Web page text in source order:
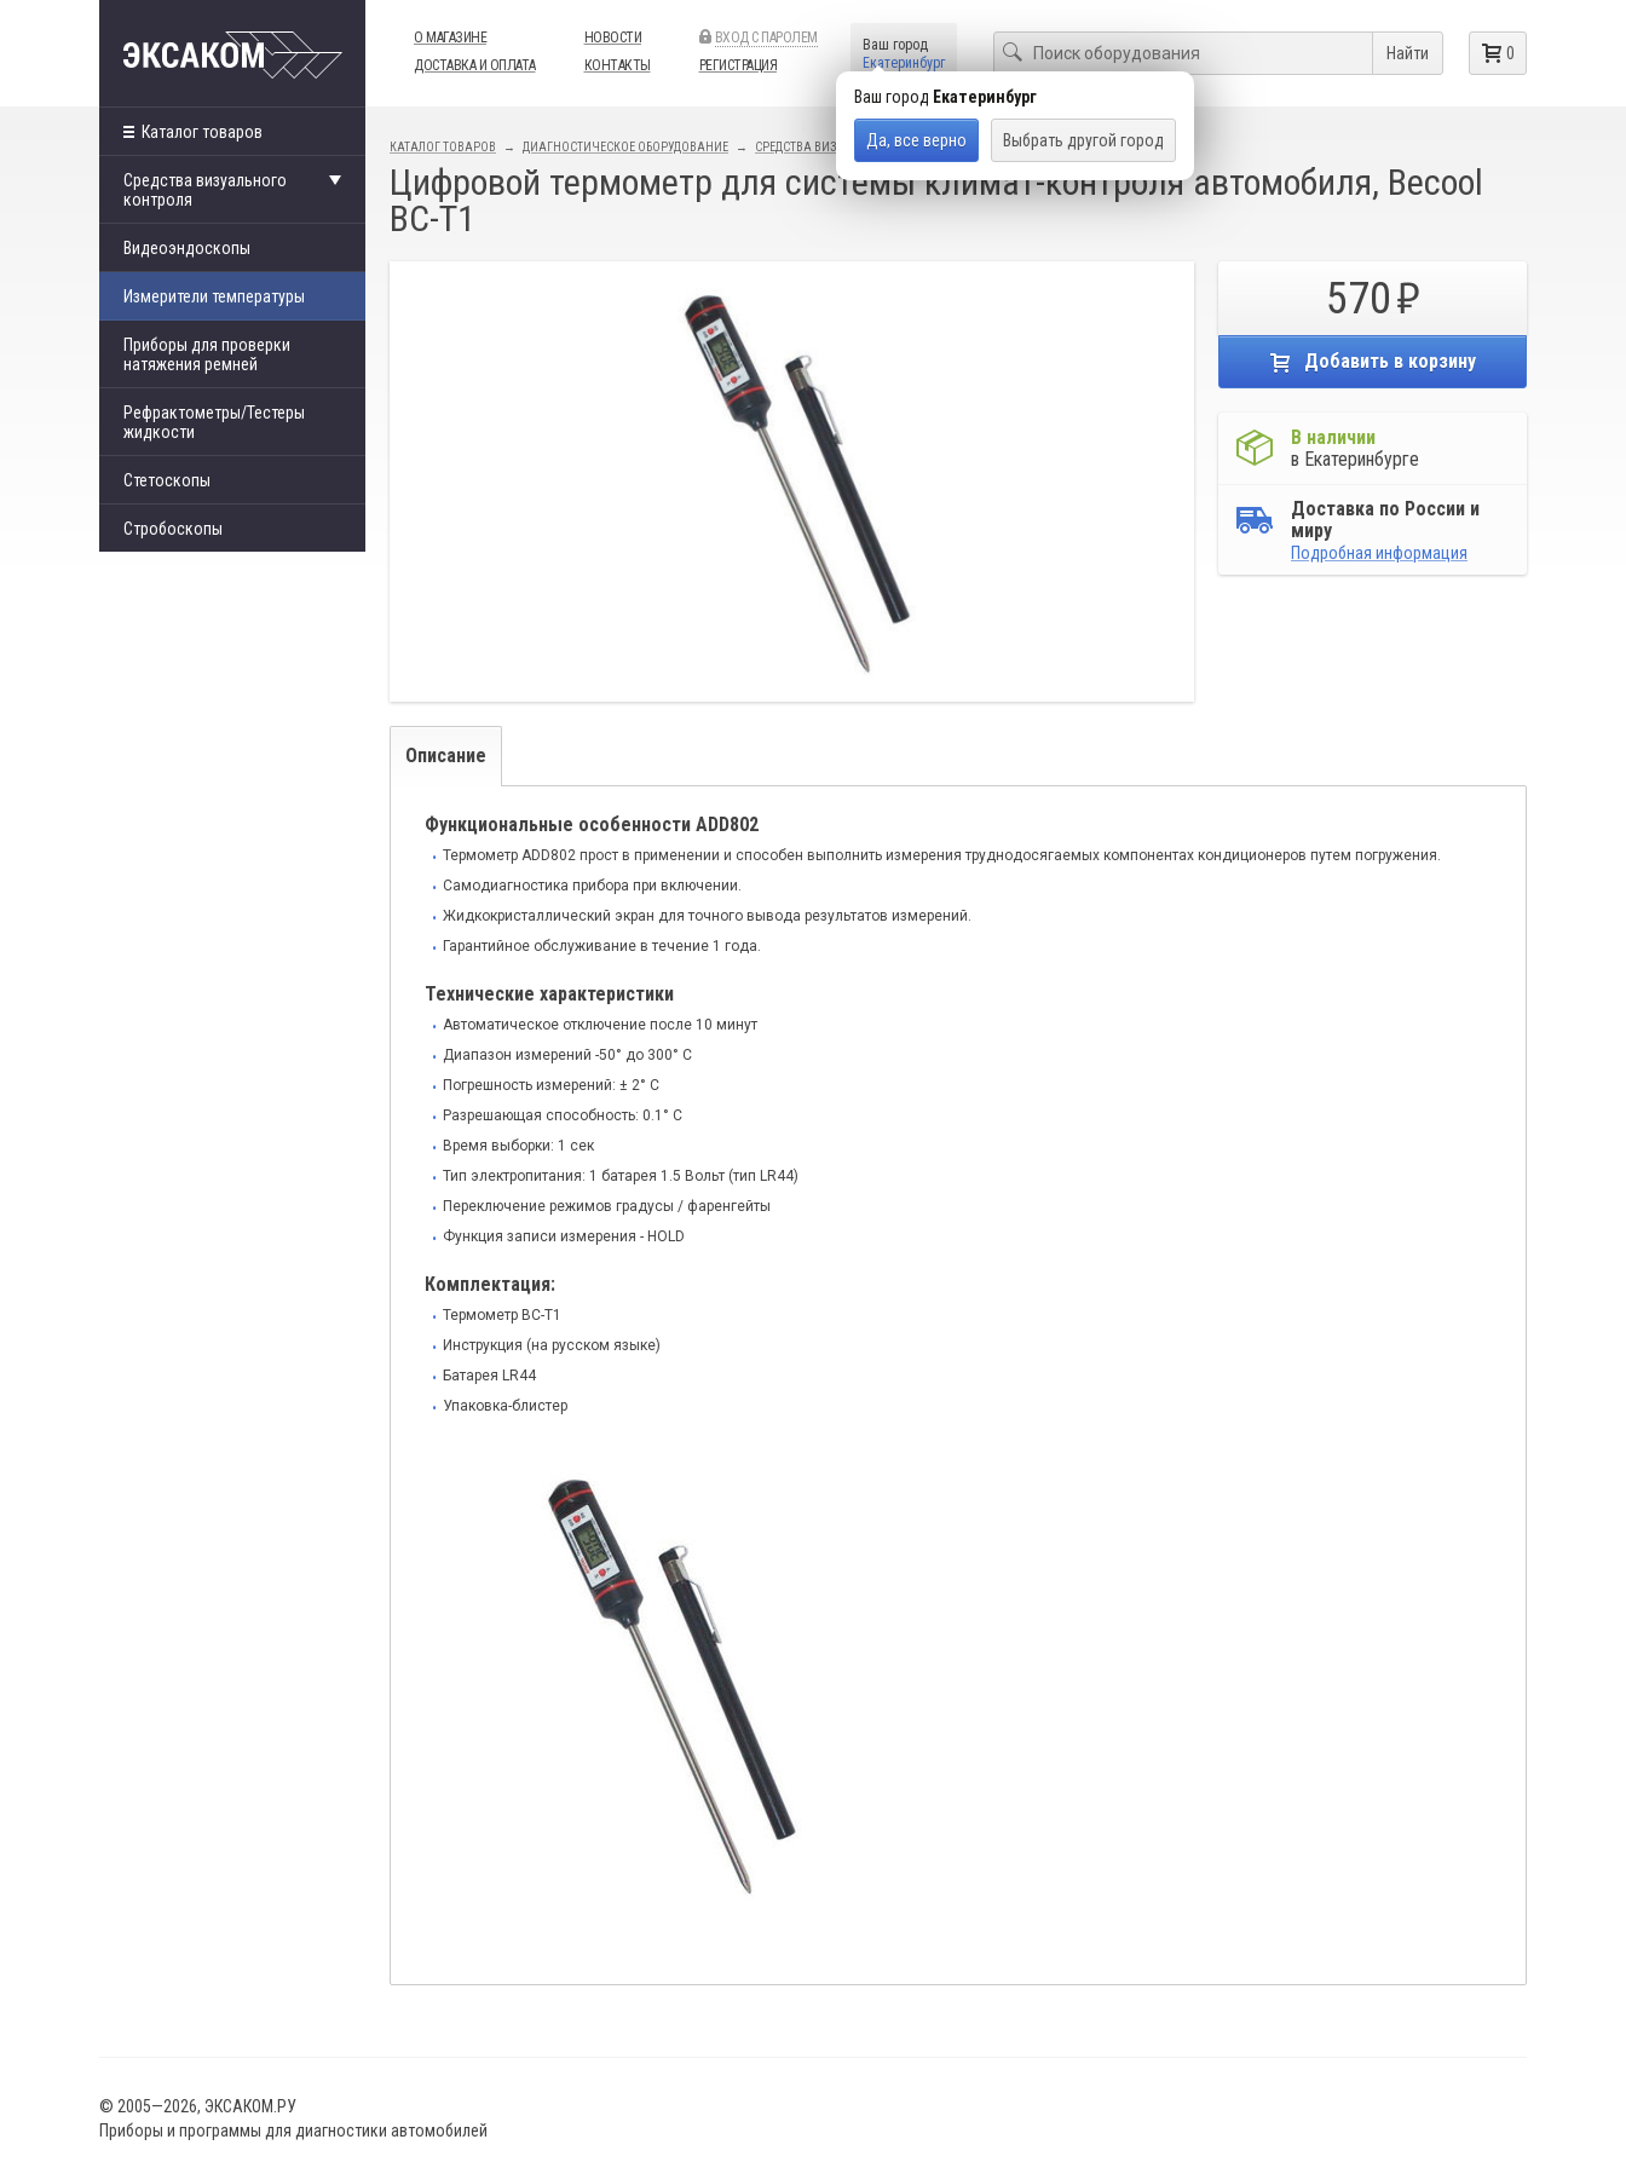
О МАГАЗИНЕ
ДОСТАВКА И ОПЛАТА
НОВОСТИ
КОНТАКТЫ
ВХОД С ПАРОЛЕМ
РЕГИСТРАЦИЯ
Ваш город
Екатеринбург
Ваш город Екатеринбург
Да, все верно Выбрать другой город
Найти 0
Каталог товаров
Средства визуального
контроля
Видеоэндоскопы
Измерители температуры
Приборы для проверки
натяжения ремней
Рефрактометры/Тестеры
жидкости
Стетоскопы
Стробоскопы
КАТАЛОГ ТОВАРОВ ДИАГНОСТИЧЕСКОЕ ОБОРУДОВАНИЕ СРЕДСТВА ВИЗУАЛЬНОГО КОНТРОЛЯ ИЗМЕРИТЕЛИ ТЕМПЕРАТУРЫ
Цифровой термометр для системы климат-контроля автомобиля, Becool
BC-T1
570
Добавить в корзину
В наличии
в Екатеринбурге
Доставка по России и
миру
Подробная информация
Описание
Функциональные особенности ADD802
Термометр ADD802 прост в применении и способен выполнить измерения труднодосягаемых компонентах кондиционеров путем погружения.
Самодиагностика прибора при включении.
Жидкокристаллический экран для точного вывода результатов измерений.
Гарантийное обслуживание в течение 1 года.
Технические характеристики
Автоматическое отключение после 10 минут
Диапазон измерений -50° до 300° C
Погрешность измерений: ± 2° C
Разрешающая способность: 0.1° C
Время выборки: 1 сек
Тип электропитания: 1 батарея 1.5 Вольт (тип LR44)
Переключение режимов градусы / фаренгейты
Функция записи измерения - HOLD
Комплектация:
Термометр BC-T1
Инструкция (на русском языке)
Батарея LR44
Упаковка-блистер
© 2005—2026, ЭКСАКОМ.РУ
Приборы и программы для диагностики автомобилей